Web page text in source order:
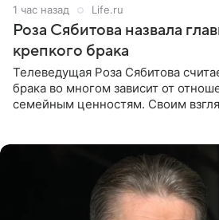
1 час назад Life.ru
Роза Сябитова назвала
крепкого брака
Телеведущая Роза Сябитова
брака во многом зависит от
семейным ценностям. Своим